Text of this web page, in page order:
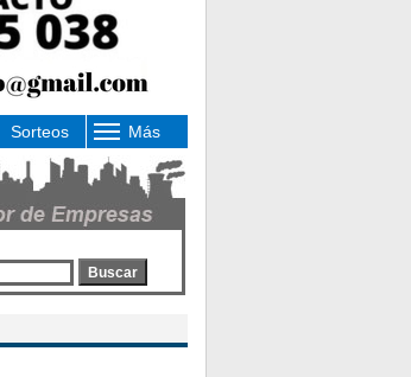
Sorteos Más
Buscar